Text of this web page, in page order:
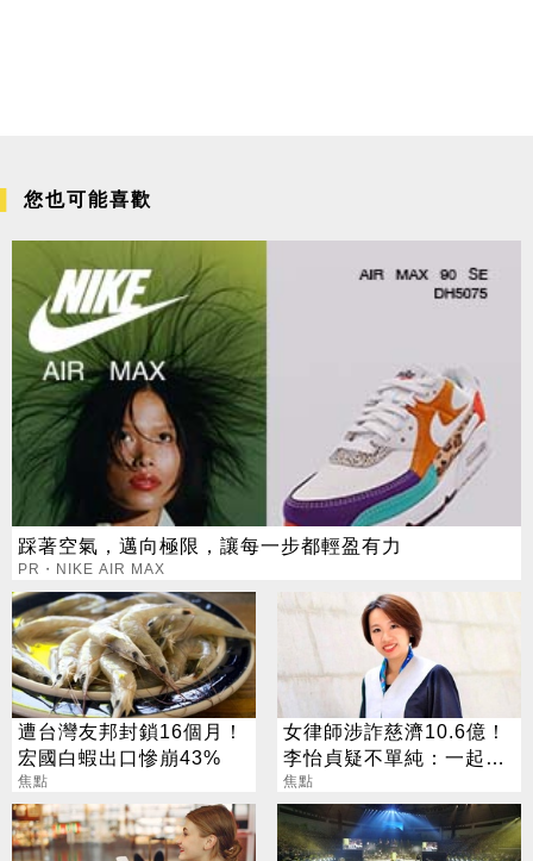
您也可能喜歡
踩著空氣，邁向極限，讓每一步都輕盈有力
PR・NIKE AIR MAX
遭台灣友邦封鎖16個月！
宏國白蝦出口慘崩43%
焦點
女律師涉詐慈濟10.6億！
李怡貞疑不單純：一起洗
錢？
焦點